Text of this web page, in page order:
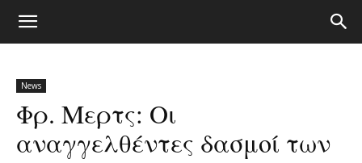
News
Φρ. Μερτς: Οι
αναγγελθέντες δασμοί των